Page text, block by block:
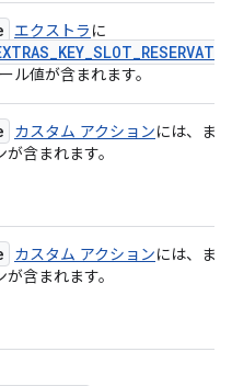
エクストラ に
ル値が含まれます。
カスタム アクションには、ま
含まれます。
カスタム アクションには、ま
含まれます。